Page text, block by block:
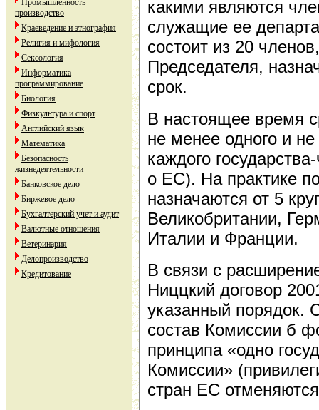
Промышленность
производство
Краеведение и этнография
Религия и мифология
Сексология
Информатика
программирование
Биология
Физкультура и спорт
Английский язык
Математика
Безопасность
жизнедеятельности
Банковское дело
Биржевое дело
Бухгалтерский учет и аудит
Валютные отношения
Ветеринария
Делопроизводство
Кредитование
какими являются
служащие ее
состоит из 20
Председателя,
срок.
В настоящее время
не менее одного и
каждого
о ЕС). На практике
назначаются от 5
Великобритании,
Италии и Франции.
В связи с
Ниццкий договор
указанный порядок.
состав Комиссии б
принципа «одно
Комиссии»
стран ЕС